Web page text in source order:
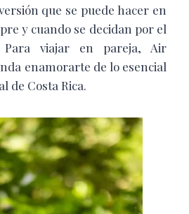
que se puede hacer en
y cuando se decidan por el
Para viajar en pareja, Air
enamorarte de lo esencial
de Costa Rica.